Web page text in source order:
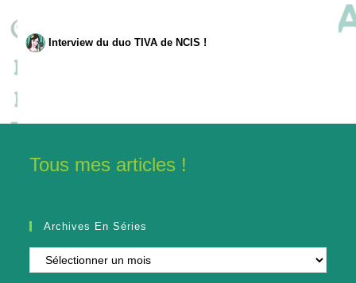
Interview du duo TIVA de NCIS !
Tous mes articles !
Archives En Séries
Archives
en